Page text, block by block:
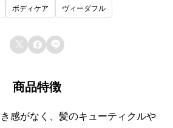
ボディケア ヴィーダフル
  
商品特徴
感がなく、髪のキューティクルや